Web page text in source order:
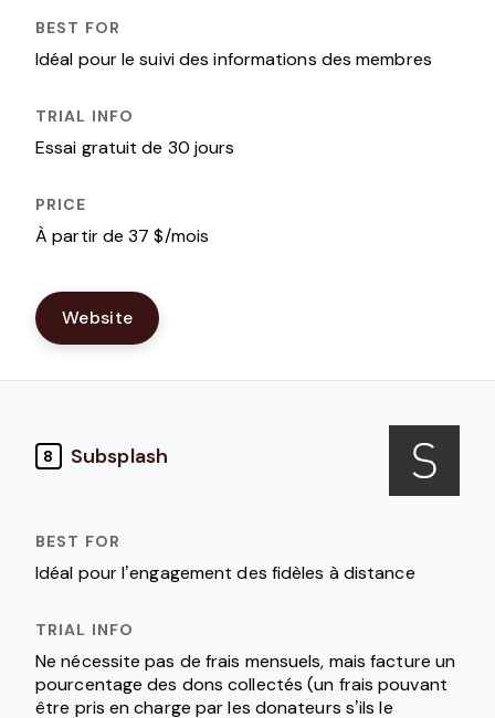
Idéal pour le suivi des informations des membres
Essai gratuit de 30 jours
À partir de 37 $/mois
Website
8 Subsplash
Idéal pour l’engagement des fidèles à distance
Ne nécessite pas de frais mensuels, mais facture un
pourcentage des dons collectés (un frais pouvant
être pris en charge par les donateurs s’ils le